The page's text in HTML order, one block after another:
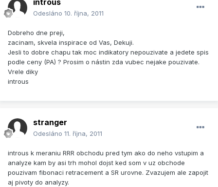
introus
Odesláno 10. října, 2011
Dobreho dne preji,
zacinam, skvela inspirace od Vas, Dekuji.
Jesli to dobre chapu tak moc indikatory nepouzivate a jedete spis
podle ceny (PA) ? Prosim o nástin zda vubec nejake pouzivate.
Vrele diky
introus
stranger
Odesláno 11. října, 2011
introus k meraniu RRR obchodu pred tym ako do neho vstupim a
analyze kam by asi trh mohol dojst ked som v uz obchode
pouzivam fibonaci retracement a SR urovne. Zvazujem ale zapojit
aj pivoty do analyzy.